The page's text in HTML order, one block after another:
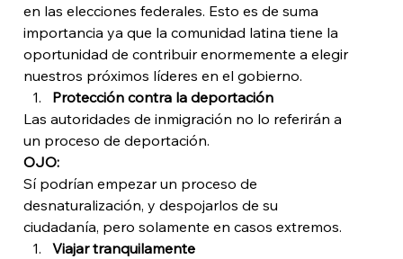
en las elecciones federales. Esto es de suma
importancia ya que la comunidad latina tiene la
oportunidad de contribuir enormemente a elegir
nuestros próximos líderes en el gobierno.
Protección contra la deportación
Las autoridades de inmigración no lo referirán a
un proceso de deportación.
OJO:
Sí podrían empezar un proceso de
desnaturalización, y despojarlos de su
ciudadanía, pero solamente en casos extremos.
Viajar tranquilamente